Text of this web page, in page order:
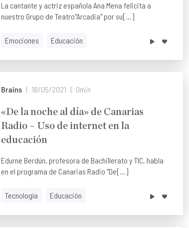
La cantante y actriz española Ana Mena felicita a
nuestro Grupo de Teatro"Arcadia" por su[...]
Emociones Educación
Brains 18/05/2021 0min
«De la noche al día» de Canarias
Radio – Uso de internet en la
educación
Edurne Berdún, profesora de Bachillerato y TIC, habla
en el programa de Canarias Radio "De[...]
Tecnología Educación